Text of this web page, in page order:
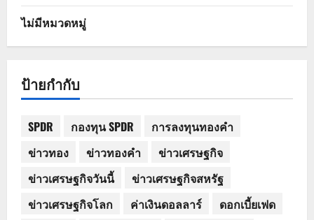
ไม่มีหมวดหมู่
ป้ายกำกับ
SPDR กองทุน SPDR
การลงทุนทองคำ
ข่าวทอง
ข่าวทองคำ
ข่าวเศรษฐกิจ
ข่าวเศรษฐกิจวันนี้
ข่าวเศรษฐกิจสหรัฐ
ข่าวเศรษฐกิจโลก
ค่าเงินดอลลาร์
ดอกเบี้ยเฟด